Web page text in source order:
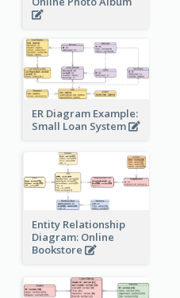
ER Diagram Example:
Small Loan System
Entity Relationship
Diagram: Online
Bookstore